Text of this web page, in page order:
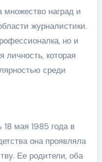
наград и
журналистики.
но и
личность, которая
среди
мая 1985 года в
она проявляла
Ее родители, оба